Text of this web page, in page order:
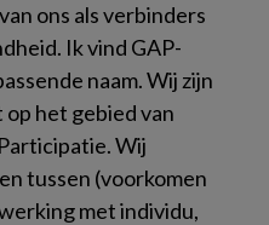
ons als verbinders
Ik vind GAP-
naam. Wij zijn
het gebied van
Wij
tussen (voorkomen
met individu,